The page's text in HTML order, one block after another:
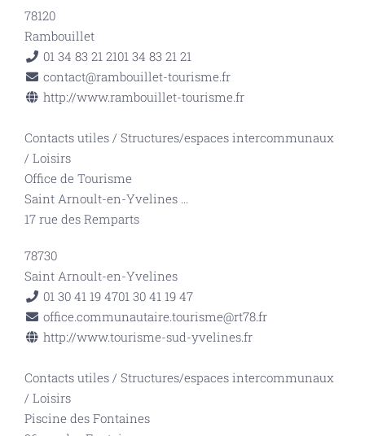
78120
Rambouillet
01 34 83 21 2101 34 83 21 21
contact@rambouillet-tourisme.fr
http://www.rambouillet-tourisme.fr
Contacts utiles / Structures/espaces intercommunaux
/ Loisirs
Office de Tourisme
Saint Arnoult-en-Yvelines ...
17 rue des Remparts
78730
Saint Arnoult-en-Yvelines
01 30 41 19 4701 30 41 19 47
office.communautaire.tourisme@rt78.fr
http://www.tourisme-sud-yvelines.fr
Contacts utiles / Structures/espaces intercommunaux
/ Loisirs
Piscine des Fontaines